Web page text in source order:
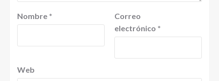
Nombre *
Correo
electrónico *
Web